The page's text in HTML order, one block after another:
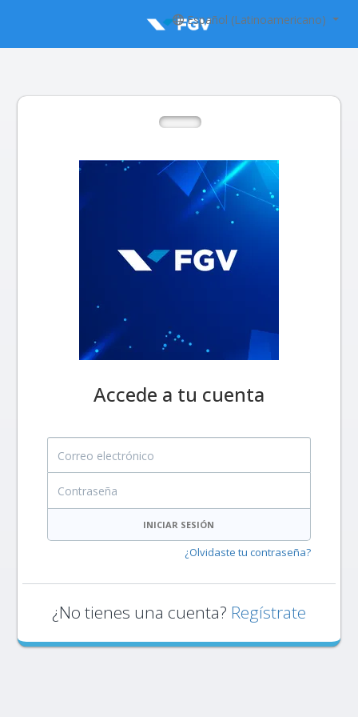
Español (Latinoamericano)
Accede a tu cuenta
Correo electrónico
INICIAR SESIÓN
¿Olvidaste tu contraseña?
¿No tienes una cuenta? Regístrate